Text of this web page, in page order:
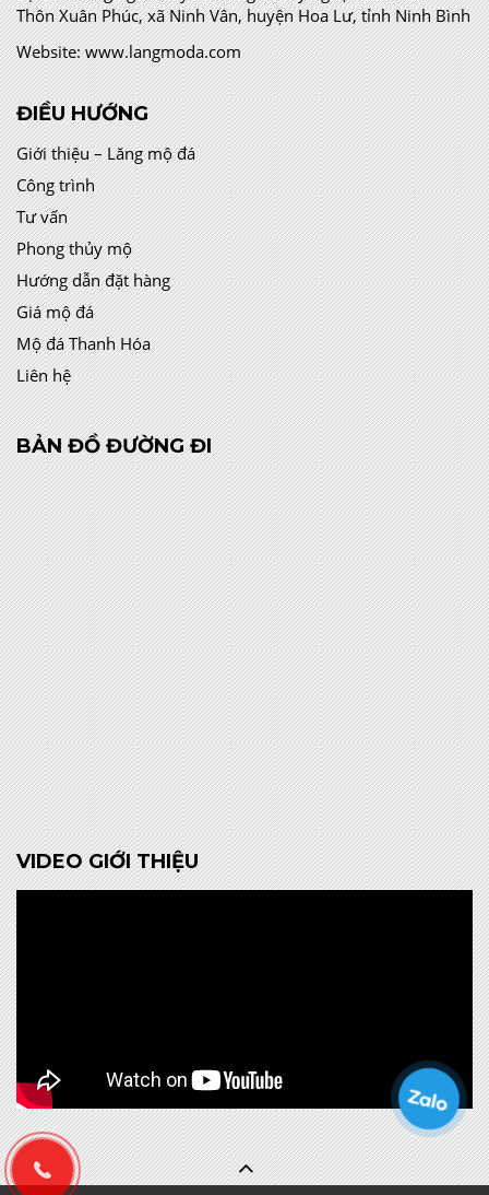
Thôn Xuân Phúc, xã Ninh Vân, huyện Hoa Lư, tỉnh Ninh Bình
Website: www.langmoda.com
ĐIỀU HƯỚNG
Giới thiệu – Lăng mộ đá
Công trình
Tư vấn
Phong thủy mộ
Hướng dẫn đặt hàng
Giá mộ đá
Mộ đá Thanh Hóa
Liên hệ
BẢN ĐỒ ĐƯỜNG ĐI
VIDEO GIỚI THIỆU